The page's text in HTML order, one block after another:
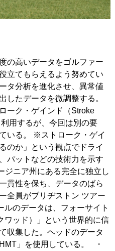
の高いデータをゴルファー
立てもらえるよう努めてい
タ分析を進化させ、異常値
したデータを微調整する。
ーク・ゲインド（Stroke
用するが、今回は別の要
いる。 ※ストローク・ゲイ
のか」という観点でドライ
パットなどの技術力を示す
ニア州にある完全に独立し
貫性を保ち、データのばら
全員がブリヂストン ツアー
ルのデータは、フォーサイト
ワッド）」という世界的に信
収集した。ヘッドのデータ
」を使用している。 ・